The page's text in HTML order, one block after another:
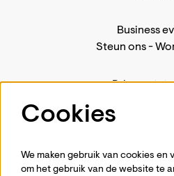
Business
Steun ons-
Cookies
We maken gebruik van cookies en
om het gebruik van de website te